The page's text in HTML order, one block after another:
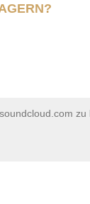
zu